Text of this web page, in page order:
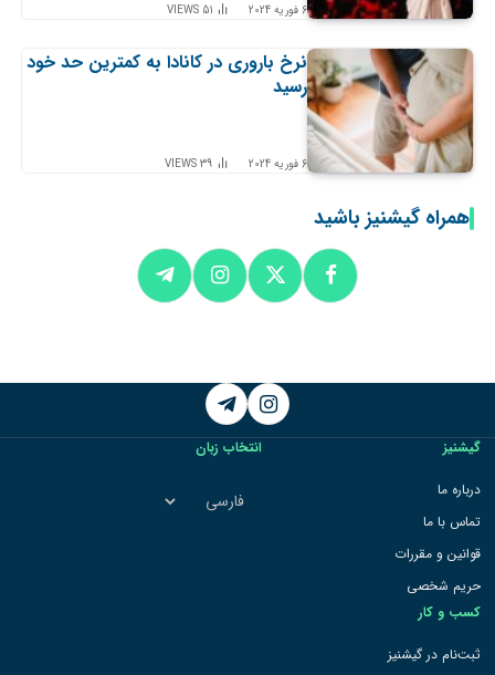
6 فوریه 2024 51
VIEWS
نرخ باروری در کانادا به کمترین حد خود
رسید
6 فوریه 2024 39
VIEWS
همراه گیشنیز باشید
Instagram
Telegram
گیشنیز
درباره ما
تماس با ما
قوانین و مقررات
حریم شخصی
کسب و کار
ثبت‌نام در گیشنیز
انتخاب زبان
انتخاب
زبان